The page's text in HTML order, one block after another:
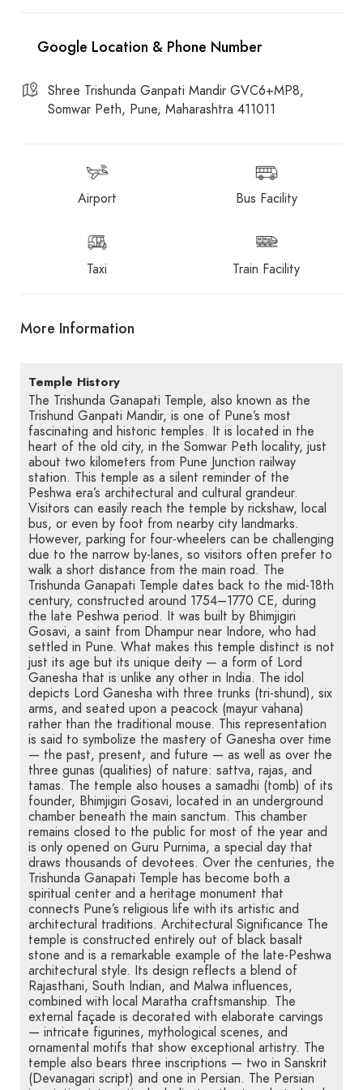
Shree Trishunda Ganpati Mandir GVC6+MP8,
Somwar Peth, Pune, Maharashtra 411011
Airport Bus Facility
Taxi Train Facility
More Information
Temple History
The Trishunda Ganapati Temple, also known as the
Trishund Ganpati Mandir, is one of Pune’s most
fascinating and historic temples. It is located in the
heart of the old city, in the Somwar Peth locality, just
about two kilometers from Pune Junction railway
station. This temple as a silent reminder of the
Peshwa era’s architectural and cultural grandeur.
Visitors can easily reach the temple by rickshaw, local
bus, or even by foot from nearby city landmarks.
However, parking for four-wheelers can be challenging
due to the narrow by-lanes, so visitors often prefer to
walk a short distance from the main road. The
Trishunda Ganapati Temple dates back to the mid-18th
century, constructed around 1754–1770 CE, during
the late Peshwa period. It was built by Bhimjigiri
Gosavi, a saint from Dhampur near Indore, who had
settled in Pune. What makes this temple distinct is not
just its age but its unique deity — a form of Lord
Ganesha that is unlike any other in India. The idol
depicts Lord Ganesha with three trunks (tri-shund), six
arms, and seated upon a peacock (mayur vahana)
rather than the traditional mouse. This representation
is said to symbolize the mastery of Ganesha over time
— the past, present, and future — as well as over the
three gunas (qualities) of nature: sattva, rajas, and
tamas. The temple also houses a samadhi (tomb) of its
founder, Bhimjigiri Gosavi, located in an underground
chamber beneath the main sanctum. This chamber
remains closed to the public for most of the year and
is only opened on Guru Purnima, a special day that
draws thousands of devotees. Over the centuries, the
Trishunda Ganapati Temple has become both a
spiritual center and a heritage monument that
connects Pune’s religious life with its artistic and
architectural traditions. Architectural Significance The
temple is constructed entirely out of black basalt
stone and is a remarkable example of the late-Peshwa
architectural style. Its design reflects a blend of
Rajasthani, South Indian, and Malwa influences,
combined with local Maratha craftsmanship. The
external façade is decorated with elaborate carvings
— intricate figurines, mythological scenes, and
ornamental motifs that show exceptional artistry. The
temple also bears three inscriptions — two in Sanskrit
(Devanagari script) and one in Persian. The Persian